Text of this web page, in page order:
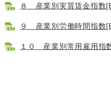
８ 産業別実質賃金指数
９ 産業別労働時間指数
１０ 産業別常用雇用指